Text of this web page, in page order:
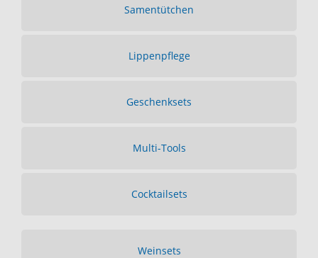
Samentütchen
Lippenpflege
Geschenksets
Multi-Tools
Cocktailsets
Weinsets